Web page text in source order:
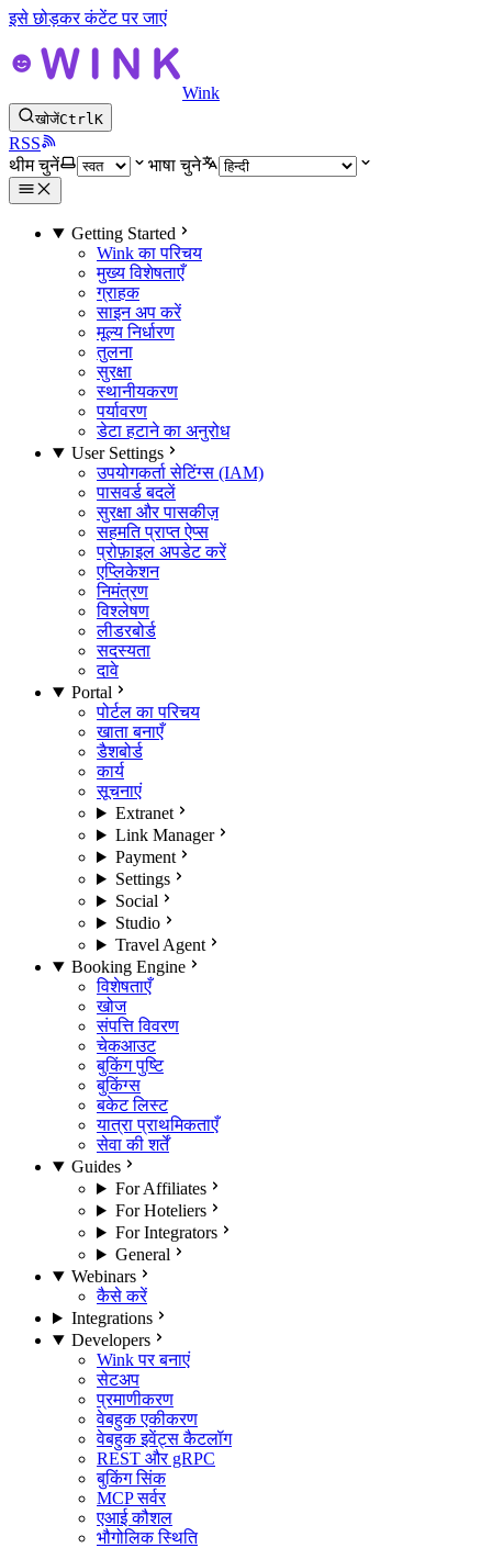
इसे छोड़कर कंटेंट पर जाएं
Wink
खोजेंCtrlK
RSS
थीम चुनें
भाषा चुने
Getting Started
Wink का परिचय
मुख्य विशेषताएँ
ग्राहक
साइन अप करें
मूल्य निर्धारण
तुलना
सुरक्षा
स्थानीयकरण
पर्यावरण
डेटा हटाने का अनुरोध
User Settings
उपयोगकर्ता सेटिंग्स (IAM)
पासवर्ड बदलें
सुरक्षा और पासकीज़
सहमति प्राप्त ऐप्स
प्रोफ़ाइल अपडेट करें
एप्लिकेशन
निमंत्रण
विश्लेषण
लीडरबोर्ड
सदस्यता
दावे
Portal
पोर्टल का परिचय
खाता बनाएँ
डैशबोर्ड
कार्य
सूचनाएं
Extranet
Link Manager
Payment
Settings
Social
Studio
Travel Agent
Booking Engine
विशेषताएँ
खोज
संपत्ति विवरण
चेकआउट
बुकिंग पुष्टि
बुकिंग्स
बकेट लिस्ट
यात्रा प्राथमिकताएँ
सेवा की शर्तें
Guides
For Affiliates
For Hoteliers
For Integrators
General
Webinars
कैसे करें
Integrations
Developers
Wink पर बनाएं
सेटअप
प्रमाणीकरण
वेबहुक एकीकरण
वेबहुक इवेंट्स कैटलॉग
REST और gRPC
बुकिंग सिंक
MCP सर्वर
एआई कौशल
भौगोलिक स्थिति